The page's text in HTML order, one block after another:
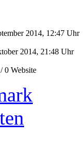
2014, 12:47 Uhr
2014, 21:48 Uhr
0 Website